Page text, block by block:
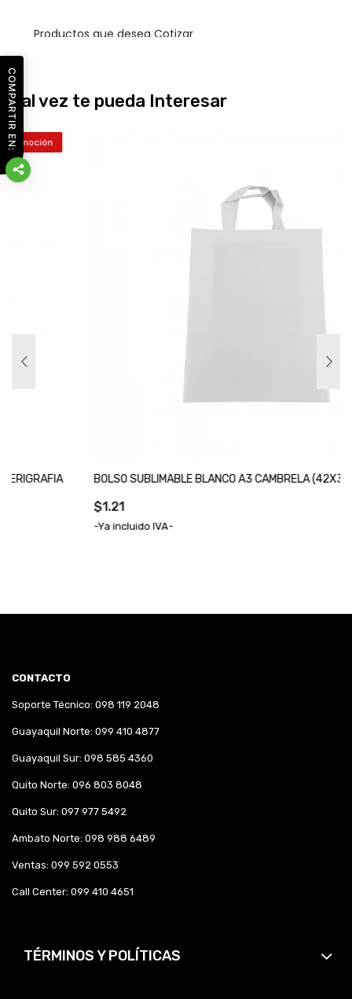
Tal vez te pueda Interesar
BOLSO SUBLIMABLE BLANCO A3 CAMBRELA (42X30X10CM)
CONTACTO
Soporte Técnico: 098 119 2048
Guayaquil Norte: 099 410 4877
Guayaquil Sur: 098 585 4360
Quito Norte: 096 803 8048
Quito Sur: 097 977 5492
Ambato Norte: 098 988 6489
Ventas: 099 592 0553
Call Center: 099 410 4651
TÉRMINOS Y POLÍTICAS
COMPARTIR EN: